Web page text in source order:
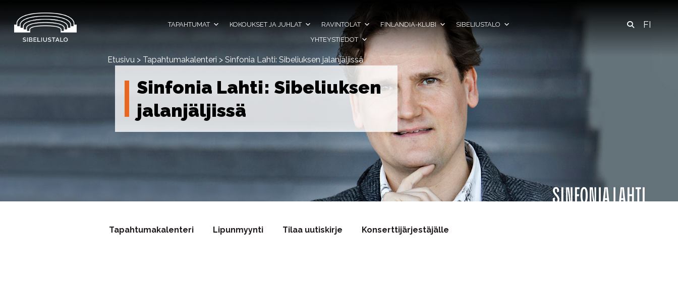
content
TAPAHTUMAT KOKOUKSET JA JUHLAT RAVINTOLAT FINLANDIA-KLUBI
SIBELIUSTALO
YHTEYSTIEDOT
FI
Etusivu > Tapahtumakalenteri >Sinfonia Lahti: Sibeliuksen jalanjäljissä
Sinfonia Lahti: Sibeliuksen
jalanjäljissä
Tapahtumakalenteri Lipunmyynti Tilaa uutiskirje Konserttijärjestäjälle